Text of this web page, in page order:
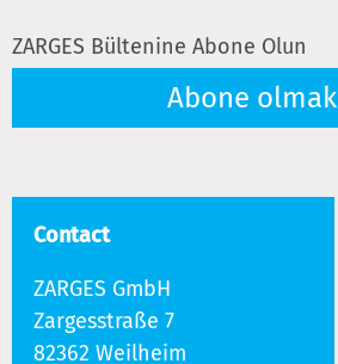
ZARGES Bültenine Abone Olun
Abone olmak
Contact
ZARGES GmbH
Zargesstraße 7
82362 Weilheim